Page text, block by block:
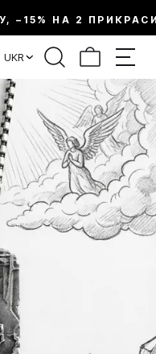
–15% НА 2
UKR